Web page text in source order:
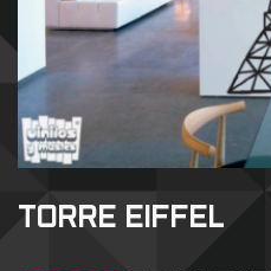
TORRE EIFFEL